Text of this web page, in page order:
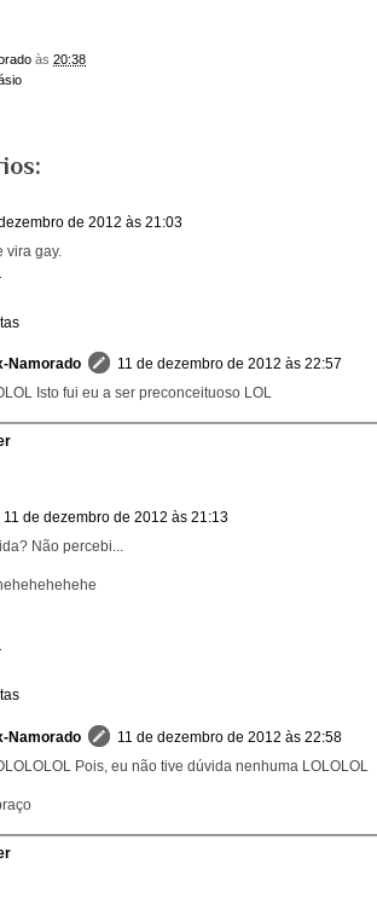
às 20:38
de 2012 às 21:03
vira gay.
Namorado
11 de dezembro de 2012 às 22:57
Isto fui eu a ser preconceituoso LOL
11 de dezembro de 2012 às 21:13
Não percebi...
Namorado
11 de dezembro de 2012 às 22:58
Pois, eu não tive dúvida nenhuma LOLOLOL